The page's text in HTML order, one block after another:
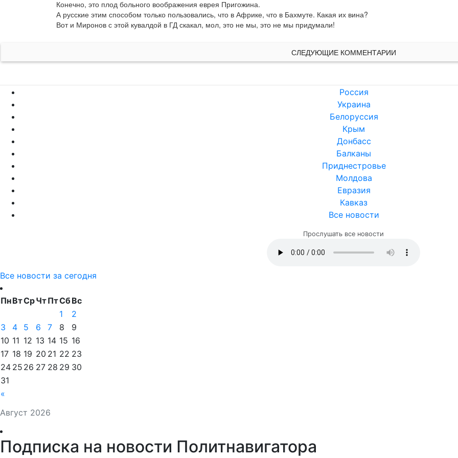
Конечно, это плод больного воображения еврея Пригожина.
А русские этим способом только пользовались, что в Африке, что в Бахмуте. Какая их вина?
Вот и Миронов с этой кувалдой в ГД скакал, мол, это не мы, это не мы придумали!
СЛЕДУЮЩИЕ КОММЕНТАРИИ
Россия
Украина
Белоруссия
Крым
Донбасс
Балканы
Приднестровье
Молдова
Евразия
Кавказ
Все новости
Прослушать все новости
Все новости за сегодня
Август 2026
ПнВтСрЧтПтСбВс
«
1
2
3
4 5 6 7 8
9
10 11 12 13 14 15 16
17 18 19 20 21 22 23
24 25 26 27 28 29 30
31
Подписка на новости Политнавигатора